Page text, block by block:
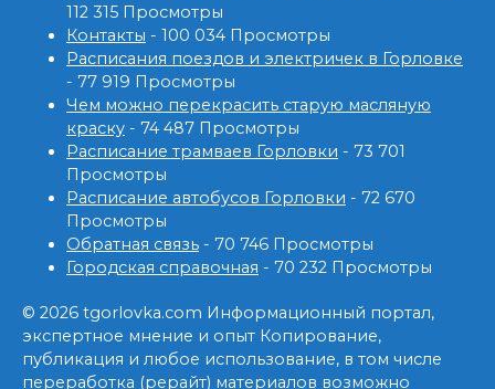
112 315 Просмотры
Контакты - 100 034 Просмотры
Расписания поездов и электричек в Горловке
- 77 919 Просмотры
Чем можно перекрасить старую масляную
краску - 74 487 Просмотры
Расписание трамваев Горловки - 73 701
Просмотры
Расписание автобусов Горловки - 72 670
Просмотры
Обратная связь - 70 746 Просмотры
Городская справочная - 70 232 Просмотры
© 2026 tgorlovka.com Информационный портал,
экспертное мнение и опыт Копирование,
публикация и любое использование, в том числе
переработка (рерайт) материалов возможно